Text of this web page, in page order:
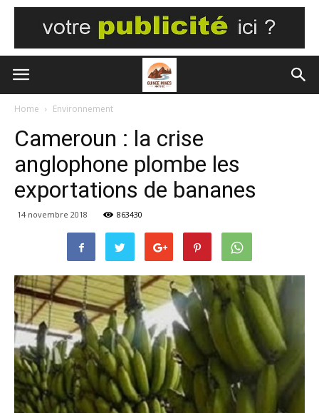
Home Environnement
Cameroun : la crise
anglophone plombe les
exportations de bananes
14 novembre 2018 863430